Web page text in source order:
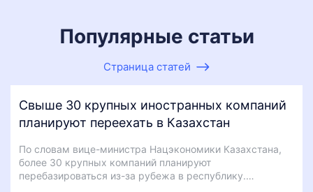
Популярные статьи
Страница статей
Свыше 30 крупных иностранных компаний
планируют переехать в Казахстан
По словам вице-министра Нацэкономики Казахстана,
более 30 крупных компаний планируют
перебазироваться из-за рубежа в республику.…